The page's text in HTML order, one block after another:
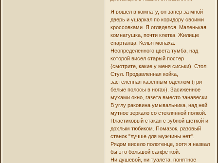
Я вошел в комнату, он запер за мной
дверь и ушаркал по коридору своими
кроссовками. Я огляделся. Маленькая
комнатушка, почти клетка. Жилище
спартанца. Келья монаха.
Неопределенного цвета тумба, над
которой висел старый постер
(смотрите, какие у меня сиськи). Стол.
Стул. Продавленная койка,
застеленная казенным одеялом (три
белые полосы в ногах). Засиженное
мухами окно, газета вместо занавески.
В углу раковина умывальника, над ней
мутное зеркало со стеклянной полкой.
Пластиковый стакан с зубной щеткой и
дохлым тюбиком. Помазок, разовый
станок "лучше для мужчины нет".
Рядом висело полотенце, хотя я назвал
бы это большой салфеткой.
Ни душевой, ни туалета, понятное